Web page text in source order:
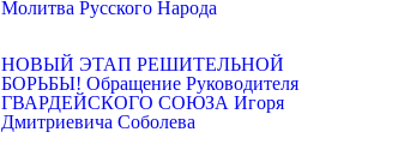
Молитва Русского Народа
НОВЫЙ ЭТАП РЕШИТЕЛЬНОЙ
БОРЬБЫ! Обращение Руководителя
ГВАРДЕЙСКОГО СОЮЗА Игоря
Дмитриевича Соболева